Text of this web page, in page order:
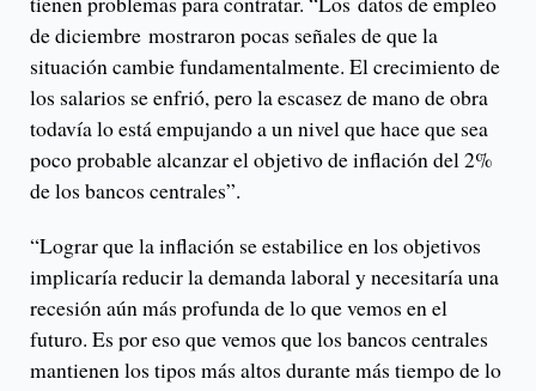
de diciembre mostraron pocas señales de que la
situación cambie fundamentalmente. El crecimiento de
los salarios se enfrió, pero la escasez de mano de obra
todavía lo está empujando a un nivel que hace que sea
poco probable alcanzar el objetivo de inflación del 2%
de los bancos centrales”.
“Lograr que la inflación se estabilice en los objetivos
implicaría reducir la demanda laboral y necesitaría una
recesión aún más profunda de lo que vemos en el
futuro. Es por eso que vemos que los bancos centrales
mantienen los tipos más altos durante más tiempo de lo